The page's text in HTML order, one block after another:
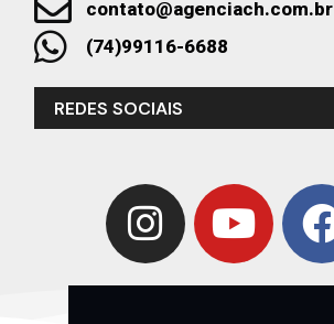
contato@agenciach.com.br
(74)99116-6688
REDES SOCIAIS